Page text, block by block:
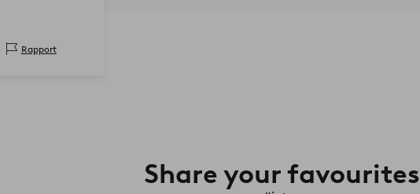
Rapport
Share your favourites